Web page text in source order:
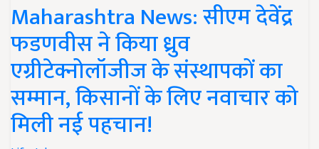
Maharashtra News: सीएम देवेंद्र
फडणवीस ने किया ध्रुव
एग्रीटेक्नोलॉजीज के संस्थापकों का
सम्मान, किसानों के लिए नवाचार को
मिली नई पहचान!